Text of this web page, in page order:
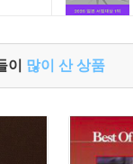
이 많이 산 상품